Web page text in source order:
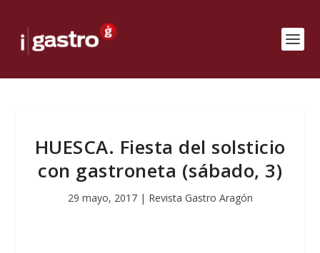
HUESCA. Fiesta del solsticio
con gastroneta (sábado, 3)
29 mayo, 2017| Revista Gastro Aragón